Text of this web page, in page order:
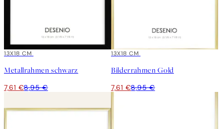
15%*
13X18 CM
Metallrahmen schwarz
7,61 €8,95 €
15%*
13X18 CM
Bilderrahmen Gold
7,61 €8,95 €